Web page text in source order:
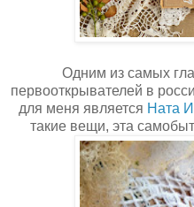
Одним из самых
первооткрывателей в
для меня является Ната
такие вещи, эта